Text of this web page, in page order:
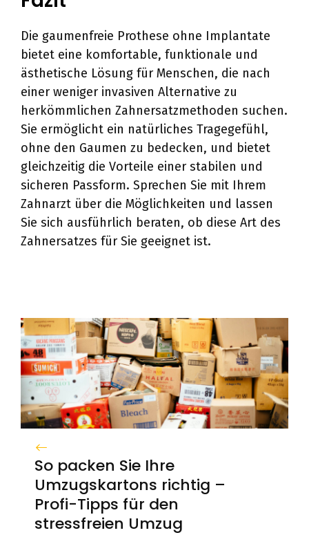
Die gaumenfreie Prothese ohne Implantate
bietet eine komfortable, funktionale und
ästhetische Lösung für Menschen, die nach
einer weniger invasiven Alternative zu
herkömmlichen Zahnersatzmethoden suchen.
Sie ermöglicht ein natürliches Tragegefühl,
ohne den Gaumen zu bedecken, und bietet
gleichzeitig die Vorteile einer stabilen und
sicheren Passform. Sprechen Sie mit Ihrem
Zahnarzt über die Möglichkeiten und lassen
Sie sich ausführlich beraten, ob diese Art des
Zahnersatzes für Sie geeignet ist.
So packen Sie Ihre
Umzugskartons richtig –
Profi-Tipps für den
stressfreien Umzug